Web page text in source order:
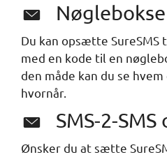
Du kan opsætte SureSMS
med en kode til en
den måde kan du se
hvornår.
SMS-2-
Ønsker du at sætte